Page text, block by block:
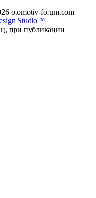
otomotiv-forum.com
Studio™
при публикации